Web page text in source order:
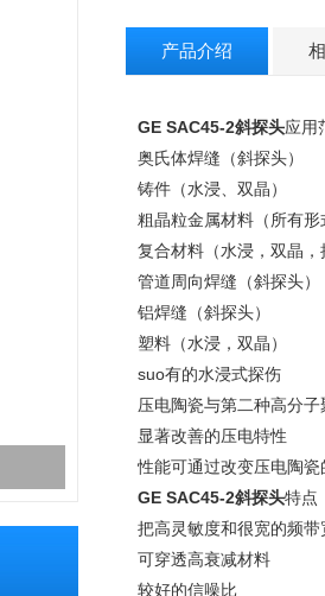
产品介绍
GE SAC45-2斜探头应用
奥氏体焊缝（斜探头）
铸件（水浸、双晶）
粗晶粒金属材料（所有形
复合材料（水浸，双晶，
管道周向焊缝（斜探头）
铝焊缝（斜探头）
塑料（水浸，双晶）
suo有的水浸式探伤
压电陶瓷与第二种高分
显著改善的压电特性
性能可通过改变压电陶
GE SAC45-2斜探头特点
把高灵敏度和很宽的频
可穿透高衰减材料
较好的信噪比